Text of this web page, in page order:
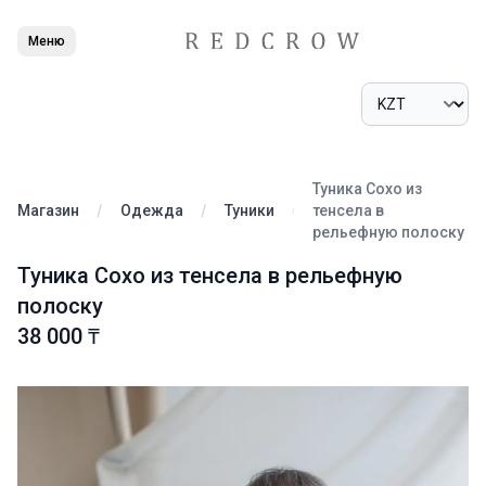
Меню
Магазин Одежда Туники
Туника Сохо из
тенсела в
рельефную полоску
Туника Сохо из тенсела в рельефную
полоску
38 000 ₸